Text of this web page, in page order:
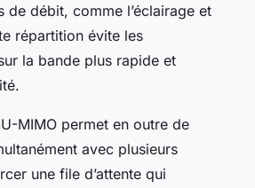
de débit, comme l’éclairage et
répartition évite les
la bande plus rapide et
MIMO permet en outre de
avec plusieurs
une file d’attente qui